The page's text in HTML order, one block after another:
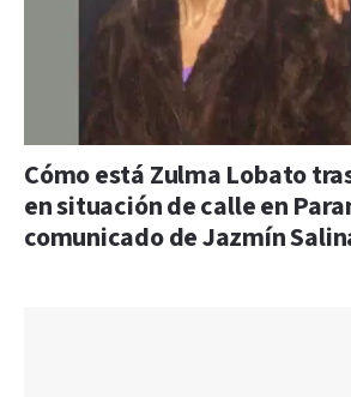
Cómo está Zulma Lobato
en situación de calle en
comunicado de Jazmín